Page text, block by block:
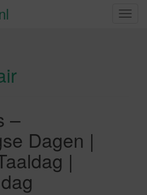
S
–
Dagen |
|